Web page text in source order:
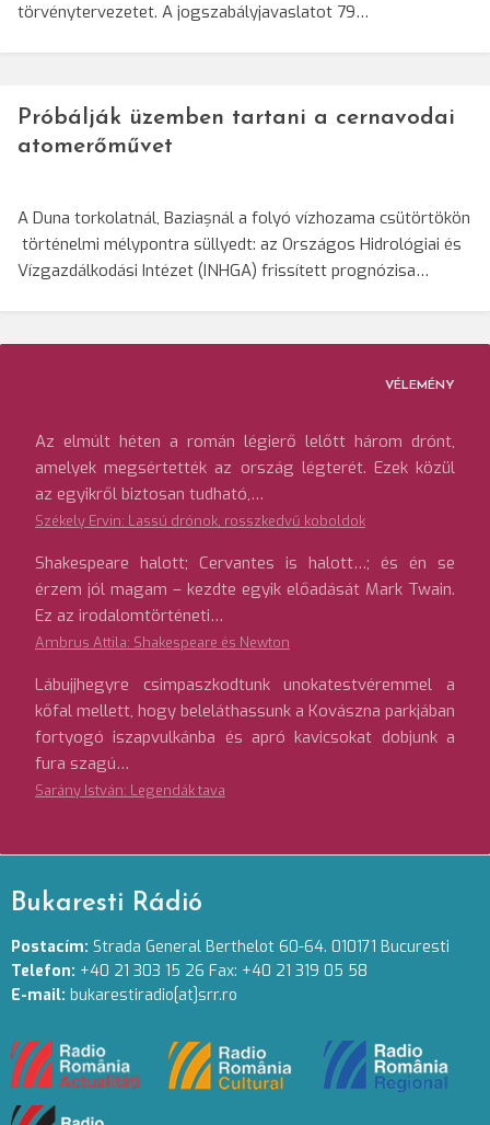
törvénytervezetet. A jogszabályjavaslatot 79…
Próbálják üzemben tartani a cernavodai
atomerőművet
A Duna torkolatnál, Baziașnál a folyó vízhozama csütörtökön
történelmi mélypontra süllyedt: az Országos Hidrológiai és
Vízgazdálkodási Intézet (INHGA) frissített prognózisa…
VÉLEMÉNY
Az elmúlt héten a román légierő lelőtt három drónt,
amelyek megsértették az ország légterét. Ezek közül
az egyikről biztosan tudható,…
Székely Ervin: Lassú drónok, rosszkedvű koboldok
Shakespeare halott; Cervantes is halott…; és én se
érzem jól magam – kezdte egyik előadását Mark Twain.
Ez az irodalomtörténeti…
Ambrus Attila: Shakespeare és Newton
Lábujjhegyre csimpaszkodtunk unokatestvéremmel a
kőfal mellett, hogy beleláthassunk a Kovászna parkjában
fortyogó iszapvulkánba és apró kavicsokat dobjunk a
fura szagú…
Sarány István: Legendák tava
Bukaresti Rádió
Postacím: Strada General Berthelot 60-64. 010171 Bucuresti
Telefon: +40 21 303 15 26 Fax: +40 21 319 05 58
E-mail: bukarestiradio[at]srr.ro